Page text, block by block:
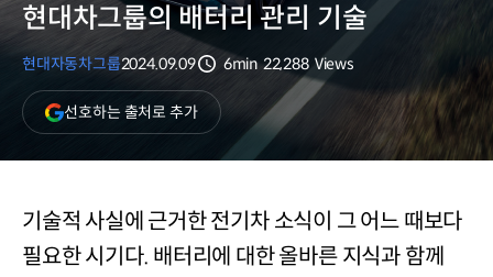
현대차그룹의 배터리 관리 기술
현대자동차그룹2024.09.09
6min
조회수
22,288 Views
선호하는 출처로 추가(새
창
열림)
기술적 사실에 근거한 전기차 소식이 그 어느 때보다
필요한 시기다. 배터리에 대한 올바른 지식과 함께